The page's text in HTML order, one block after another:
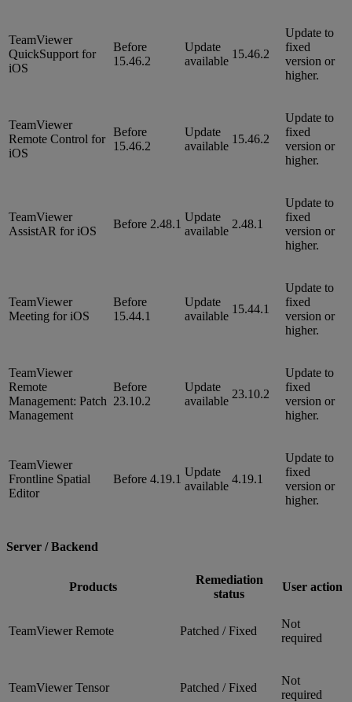
TeamViewer
QuickSupport for
iOS
Before
15.46.2
Update
available
15.46.2
Update to
fixed
version or
higher.
TeamViewer
Remote Control for
iOS
Before
15.46.2
Update
available
15.46.2
Update to
fixed
version or
higher.
TeamViewer
AssistAR for iOS
Before 2.48.1
Update
available
2.48.1
Update to
fixed
version or
higher.
TeamViewer
Meeting for iOS
Before
15.44.1
Update
available
15.44.1
Update to
fixed
version or
higher.
TeamViewer
Remote
Management: Patch
Management
Before
23.10.2
Update
available
23.10.2
Update to
fixed
version or
higher.
TeamViewer
Frontline Spatial
Editor
Before 4.19.1
Update
available
4.19.1
Update to
fixed
version or
higher.
Server / Backend
Products
Remediation
status
User action
TeamViewer Remote Patched / Fixed
Not
required
TeamViewer Tensor Patched / Fixed
Not
required